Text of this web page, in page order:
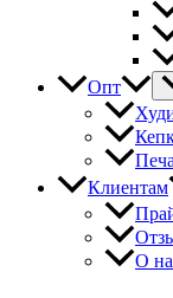
Опт
Клиентам
О